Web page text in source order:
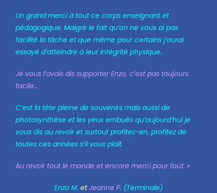
Un grand merci à tout ce corps enseignant et
pédagogique. Malgré le fait qu’on ne vous ai pas
facilité la tâche et que même pour certains j’aurai
essayé d’atteindre à leur intégrité physique.
Je vous l’avais dis supporter Enzo, c’est pas toujours
facile…
C’est la tête pleine de souvenirs mais aussi de
photosynthèse et les yeux embués qu’aujourd’hui je
vous dis au revoir et surtout profitez-en, profitez de
toutes ces années s’il vous plaît.
Au revoir tout le monde et encore merci pour tout. »
Enzo M. et Jeanne P. (Terminale)